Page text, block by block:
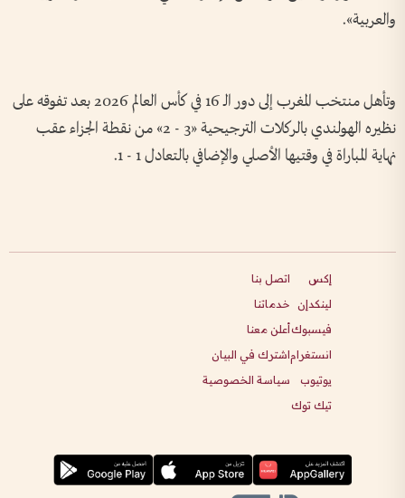
والعربية».
وتأهل منتخب المغرب إلى دور الـ 16 في كأس العالم 2026 بعد تفوقه على
نظيره الهولندي بالركلات الترجيحية «3 - 2» من نقطة الجزاء عقب
نهاية المباراة في وقتيها الأصلي والإضافي بالتعادل 1 - 1.
إكس
لينكدإن
فيسبوك
انستغرام
يوتيوب
تيك توك
اتصل بنا
خدماتنا
أعلن معنا
اشترك في البيان
سياسة الخصوصية